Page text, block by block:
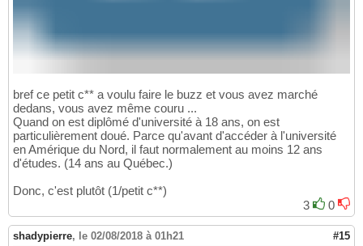
bref ce petit c** a voulu faire le buzz et vous avez marché
dedans, vous avez même couru ...
Quand on est diplômé d'université à 18 ans, on est
particulièrement doué. Parce qu'avant d'accéder à l'université
en Amérique du Nord, il faut normalement au moins 12 ans
d'études. (14 ans au Québec.)
Donc, c'est plutôt (1/petit c**)
3
0
shadypierre, le 02/08/2018 à 01h21 #15